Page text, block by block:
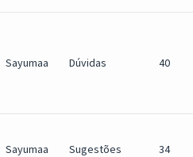
Sayumaa Dúvidas 40
Sayumaa Sugestões 34